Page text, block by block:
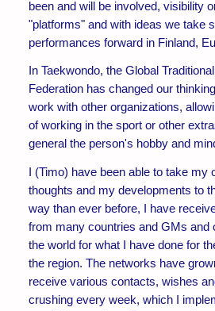
been and will be involved, visibility
"platforms" and with ideas we take
performances forward in Finland,
In Taekwondo, the Global
Federation has changed our
work with other organizations,
of working in the sport or other
general the person's hobby and
I (Timo) have been able to take
thoughts and my developments to
way than ever before, I have
from many countries and GMs and
the world for what I have done for
the region. The networks have
receive various contacts, wishes
crushing every week, which I